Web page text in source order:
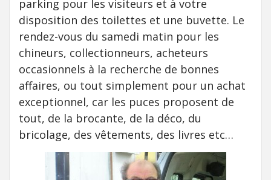
parking pour les visiteurs et à votre
disposition des toilettes et une buvette. Le
rendez-vous du samedi matin pour les
chineurs, collectionneurs, acheteurs
occasionnels à la recherche de bonnes
affaires, ou tout simplement pour un achat
exceptionnel, car les puces proposent de
tout, de la brocante, de la déco, du
bricolage, des vêtements, des livres etc…